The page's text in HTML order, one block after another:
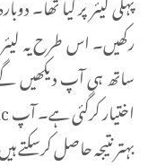
رکھیں۔ اس طرح یہ
بہتر نتیجہ حاصل کرسکتے